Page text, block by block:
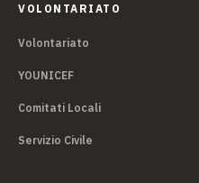
VOLONTARIATO
Volontariato
YOUNICEF
Comitati Locali
Servizio Civile